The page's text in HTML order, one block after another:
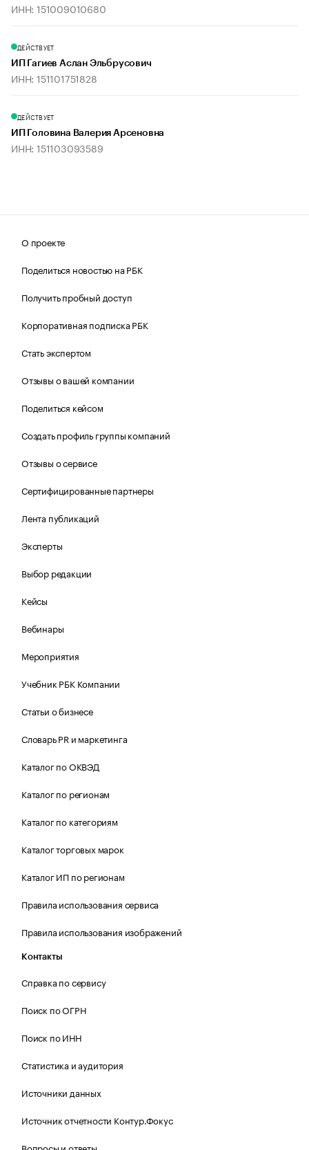
ИНН: 151009010680
ДЕЙСТВУЕТ
ИП Гагиев Аслан Эльбрусович
ИНН: 151101751828
ДЕЙСТВУЕТ
ИП Головина Валерия Арсеновна
ИНН: 151103093589
О проекте
Поделиться новостью на РБК
Получить пробный доступ
Корпоративная подписка РБК
Стать экспертом
Отзывы о вашей компании
Поделиться кейсом
Создать профиль группы компаний
Отзывы о сервисе
Сертифицированные партнеры
Лента публикаций
Эксперты
Выбор редакции
Кейсы
Вебинары
Мероприятия
Учебник РБК Компании
Статьи о бизнесе
Словарь PR и маркетинга
Каталог по ОКВЭД
Каталог по регионам
Каталог по категориям
Каталог торговых марок
Каталог ИП по регионам
Правила использования сервиса
Правила использования изображений
Контакты
Справка по сервису
Поиск по ОГРН
Поиск по ИНН
Статистика и аудитория
Источники данных
Источник отчетности Контур.Фокус